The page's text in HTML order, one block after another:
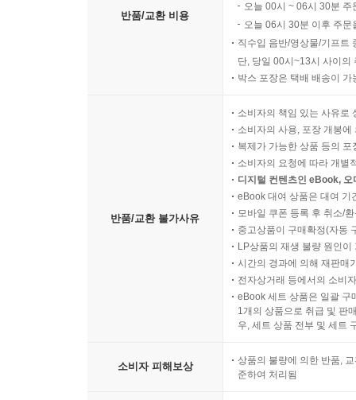
반품/교환 비용
오늘 00시 ~ 06시 30분
오늘 06시 30분 이후 주
직수입 음반/영상물/기프트
단, 당일 00시~13시 사이의
박스 포장은 택배 배송이
반품/교환 불가사유
소비자의 책임 있는 사유로
소비자의 사용, 포장 개봉
복제가 가능한 상품 등의
소비자의 요청에 따라 개별
디지털 컨텐츠인 eBook,
eBook 대여 상품은 대여 기
모바일 쿠폰 등록 후 취소/
중고상품이 구매확정(자동
LP상품의 재생 불량 원인
시간의 경과에 의해 재판매
전자상거래 등에서의 소비
eBook 세트 상품은 일괄 구
1개의 상품으로 취급 및 판
우, 세트 상품 전부 및 세트
소비자 피해보상
상품의 불량에 의한 반품,
준하여 처리됨